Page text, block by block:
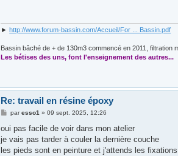
►http://www.forum-bassin.com/Accueil/For ... Bassin.pdf
Bassin bâché de + de 130m3 commencé en 2011, filtration
Les bétises des uns, font l'enseignement des autres...
Re: travail en résine époxy
M
s
a
g
paresso1 »09 sept. 2025, 12:26
oui pas facile de voir dans mon atelier
je vais pas tarder à couler la dernière couche
les pieds sont en peinture et j'attends les